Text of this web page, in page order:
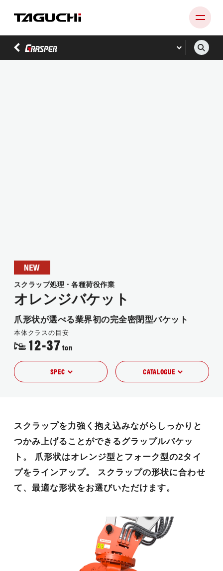
スクラップ処理・各種荷役作業
オレンジバケット
爪形状が選べる業界初の完全密閉型バケット
本体クラスの目安
12-37ton
SPEC CATALOGUE
スクラップを力強く抱え込みながらしっかりと
つかみ上げることができるグラップルバケッ
ト。
爪形状はオレンジ型とフォーク型の2タイ
プをラインアップ。
スクラップの形状に合わせ
て、最適な形状をお選びいただけます。